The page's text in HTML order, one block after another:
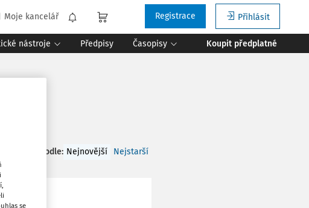
Moje kancelář Přihlásit
Registrace
nástroje Předpisy Časopisy Koupit předplatné
Řadit podle: Nejnovější Nejstarší
se